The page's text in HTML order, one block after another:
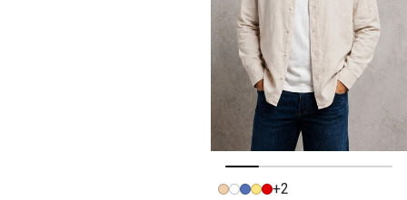
Image précédente
Image suivante
+2